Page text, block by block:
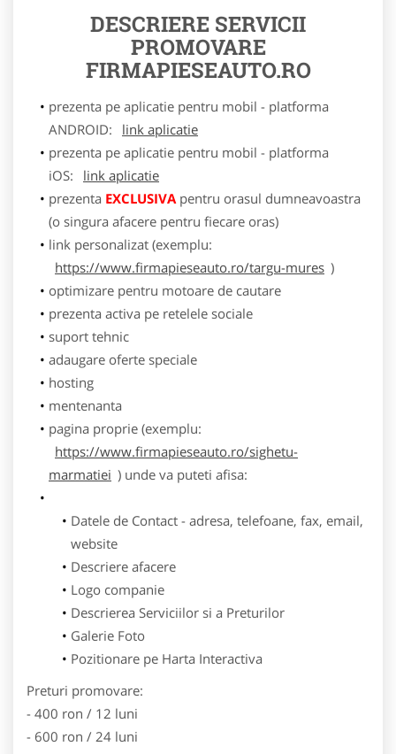
DESCRIERE SERVICII
PROMOVARE
FIRMAPIESEAUTO.RO
prezenta pe aplicatie pentru mobil - platforma
ANDROID:
link aplicatie
prezenta pe aplicatie pentru mobil - platforma
iOS:
link aplicatie
prezenta EXCLUSIVApentru orasul dumneavoastra
(o singura afacere pentru fiecare oras)
link personalizat (exemplu:
https://www.firmapieseauto.ro/targu-mures )
optimizare pentru motoare de cautare
prezenta activa pe retelele sociale
suport tehnic
adaugare oferte speciale
hosting
mentenanta
pagina proprie (exemplu:
https://www.firmapieseauto.ro/sighetu-
marmatiei ) unde va puteti afisa:
Datele de Contact - adresa, telefoane, fax, email,
website
Descriere afacere
Logo companie
Descrierea Serviciilor si a Preturilor
Galerie Foto
Pozitionare pe Harta Interactiva
Preturi promovare:
- 400 ron / 12 luni
- 600 ron / 24 luni